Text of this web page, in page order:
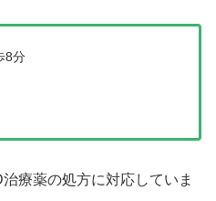
8分
療薬の処方に対応していま